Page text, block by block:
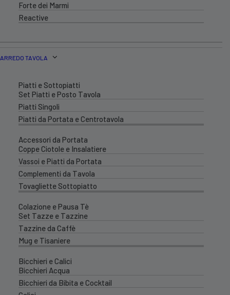
Forte dei Marmi
Reactive
ARREDO TAVOLA
Piatti e Sottopiatti
Set Piatti e Posto Tavola
Piatti Singoli
Piatti da Portata e Centrotavola
Accessori da Portata
Coppe Ciotole e Insalatiere
Vassoi e Piatti da Portata
Complementi da Tavola
Tovagliette Sottopiatto
Colazione e Pausa Tè
Set Tazze e Tazzine
Tazzine da Caffè
Mug e Tisaniere
Bicchieri e Calici
Bicchieri Acqua
Bicchieri da Bibita e Cocktail